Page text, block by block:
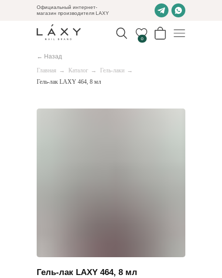
Официальный интернет-
магазин производителя LAXY
0
← Назад
Главная → Каталог → Гель-лаки →
Гель-лак LAXY 464, 8 мл
Гель-лак LAXY 464, 8 мл